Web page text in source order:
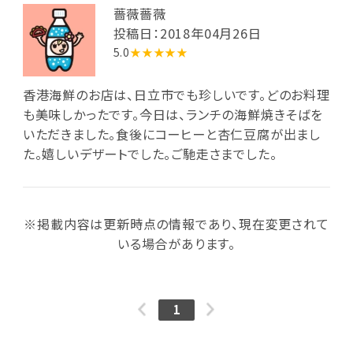
薔薇薔薇
投稿日：2018年04月26日
5.0★★★★★
香港海鮮のお店は、日立市でも珍しいです。どのお料理
も美味しかったです。今日は、ランチの海鮮焼きそばを
いただきました。食後にコーヒーと杏仁豆腐が出まし
た。嬉しいデザートでした。ご馳走さまでした。
※掲載内容は更新時点の情報であり、現在変更されて
いる場合があります。
1